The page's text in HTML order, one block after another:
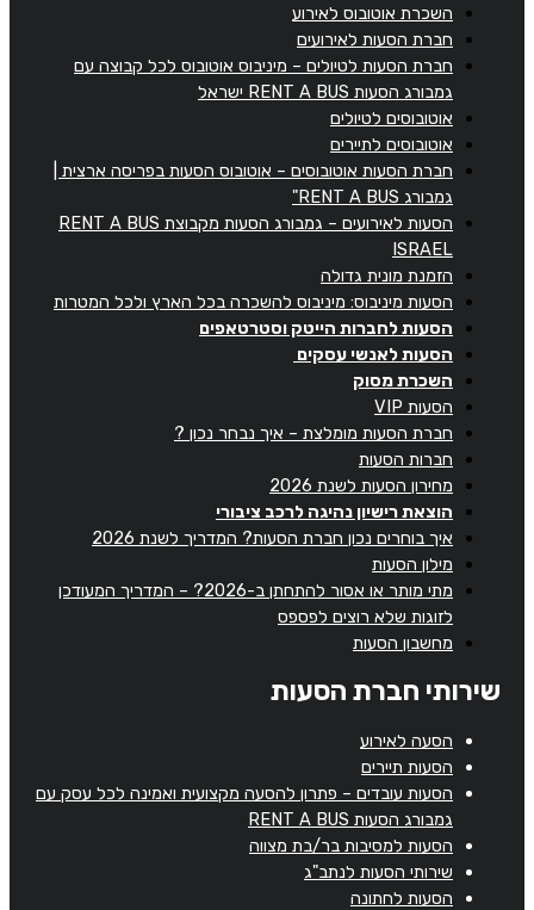
השכרת אוטובוס לאירוע
חברת הסעות לאירועים
חברת הסעות לטיולים – מיניבוס אוטובוס לכל קבוצה עם
גמבורג הסעות RENT A BUS ישראל
אוטובוסים לטיולים
אוטובוסים לתיירים
חברת הסעות אוטובוסים – אוטובוס הסעות בפריסה ארצית |
גמבורג RENT A BUS"
הסעות לאירועים – גמבורג הסעות מקבוצת RENT A BUS
ISRAEL
הזמנת מונית גדולה
הסעות מיניבוס: מיניבוס להשכרה בכל הארץ ולכל המטרות
הסעות לחברות הייטק וסטרטאפים
הסעות לאנשי עסקים
השכרת מסוק
הסעות VIP
חברת הסעות מומלצת – איך נבחר נכון ?
חברות הסעות
מחירון הסעות לשנת 2026
הוצאת רישיון נהיגה לרכב ציבורי
איך בוחרים נכון חברת הסעות? המדריך לשנת 2026
מילון הסעות
מתי מותר או אסור להתחתן ב-2026? – המדריך המעודכן
לזוגות שלא רוצים לפספס
מחשבון הסעות
שירותי חברת הסעות
הסעה לאירוע
הסעות תיירים
הסעות עובדים – פתרון להסעה מקצועית ואמינה לכל עסק עם
גמבורג הסעות RENT A BUS
הסעות למסיבות בר/בת מצווה
שירותי הסעות לנתב"ג
הסעות לחתונה